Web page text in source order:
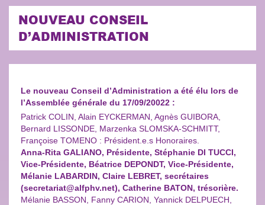
NOUVEAU CONSEIL
D’ADMINISTRATION
Le nouveau Conseil d’Administration a été élu lors de
l’Assemblée générale du 17/09/20022 :
Patrick COLIN, Alain EYCKERMAN, Agnès GUIBORA,
Bernard LISSONDE, Marzenka SLOMSKA-SCHMITT,
Françoise TOMENO : Président.e.s Honoraires.
Anna-Rita GALIANO, Présidente, Stéphanie DI TUCCI,
Vice-Présidente, Béatrice DEPONDT, Vice-Présidente,
Mélanie LABARDIN, Claire LEBRET, secrétaires
(secretariat@alfphv.net), Catherine BATON, trésorière.
Mélanie BASSON, Fanny CARION, Yannick DELPUECH,